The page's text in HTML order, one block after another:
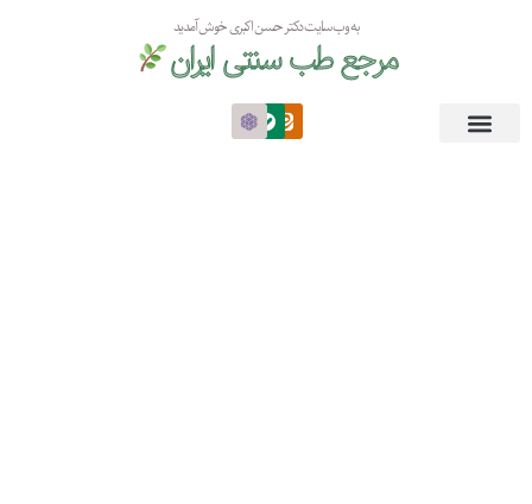
به وب سایت دکتر حسن اکبری خوش آمدید
مرجع طب سنتی ایران